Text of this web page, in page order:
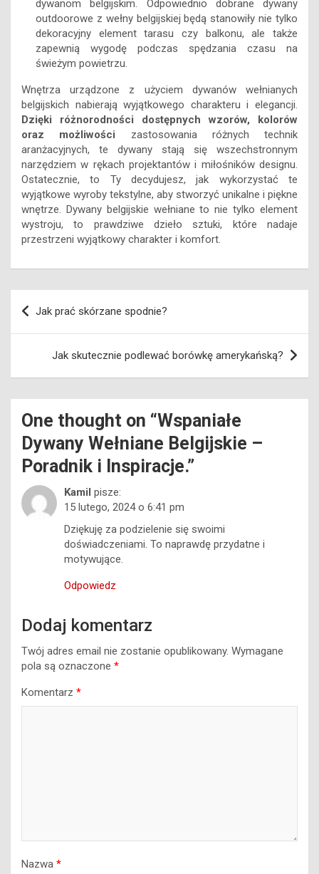
może zyskać na wyjątkowym charakterze dzięki
dywanom belgijskim. Odpowiednio dobrane dywany
outdoorowe z wełny belgijskiej będą stanowiły nie tylko
dekoracyjny element tarasu czy balkonu, ale także
zapewnią wygodę podczas spędzania czasu na
świeżym powietrzu.
Wnętrza urządzone z użyciem dywanów wełnianych
belgijskich nabierają wyjątkowego charakteru i elegancji.
Dzięki różnorodności dostępnych wzorów, kolorów
oraz możliwości
zastosowania różnych technik
aranżacyjnych, te dywany stają się wszechstronnym
narzędziem w rękach projektantów i miłośników designu.
Ostatecznie, to Ty decydujesz, jak wykorzystać te
wyjątkowe wyroby tekstylne, aby stworzyć unikalne i piękne
wnętrze. Dywany belgijskie wełniane to nie tylko element
wystroju, to prawdziwe dzieło sztuki, które nadaje
wpisu
Jak prać skórzane spodnie?
Jak skutecznie podlewać borówkę amerykańską?
One thought on “Wspaniałe
Dywany Wełniane Belgijskie –
Poradnik i Inspiracje.
pisze:
15 lutego, 2024 o 6:41 pm
Dziękuję za podzielenie się swoimi
doświadczeniami. To naprawdę przydatne i
motywujące.
Dodaj komentarz
Twój adres email nie zostanie opublikowany.
pola są oznaczone